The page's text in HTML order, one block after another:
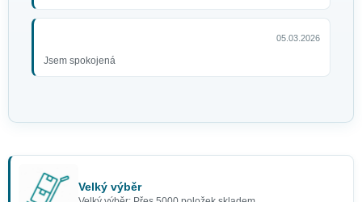
05.03.2026
Jsem spokojená
Velký výběr